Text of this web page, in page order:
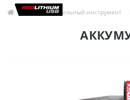
Расширительный инструмент